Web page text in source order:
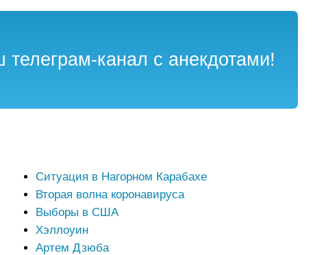
канал с анекдотами!
Ситуация в Нагорном Карабахе
Вторая волна коронавируса
Выборы в США
Хэллоуин
Артем Дзюба